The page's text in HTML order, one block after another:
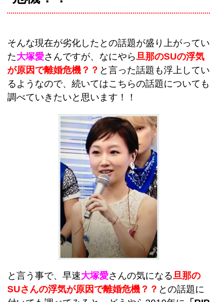
そんな現在が劣化したとの話題が盛り上がってい
た大塚愛さんですが、なにやら旦那のSUの浮気
が原因で離婚危機？？ と言った話題も浮上してい
るようなので、続いてはこちらの話題についても
調べていきたいと思います！！
と言う事で、早速大塚愛さんの気になる旦那の
SUさんの浮気が原因で離婚危機？？ との話題に